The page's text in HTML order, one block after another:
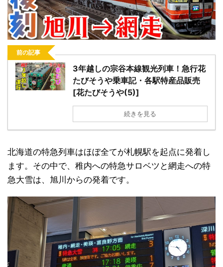
前の記事
3年越しの宗谷本線観光列車！急行花
たびそうや乗車記・各駅特産品販売
[花たびそうや(5)]
続きを見る
北海道の特急列車はほぼ全てが札幌駅を起点に発着し
ます。その中で、稚内への特急サロベツと網走への特
急大雪は、旭川からの発着です。